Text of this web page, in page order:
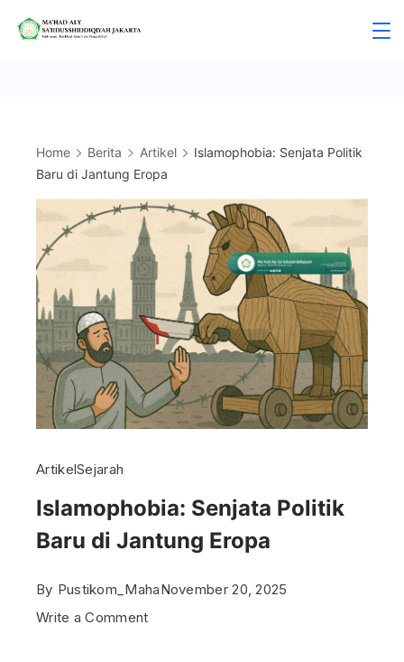
Skip
Home Berita Artikel
Islamophobia: Senjata Politik
Baru di Jantung Eropa
ArtikelSejarah
Islamophobia: Senjata Politik
Baru di Jantung Eropa
By Pustikom_MahaNovember 20, 2025
Write a Commenton